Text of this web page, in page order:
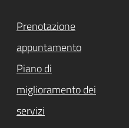
Prenotazione
appuntamento
Piano di
miglioramento dei
servizi